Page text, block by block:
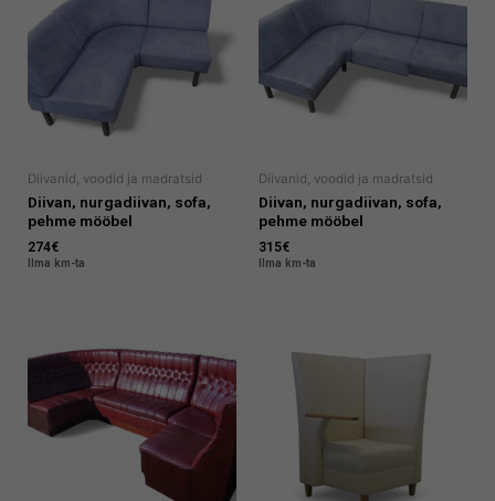
Diivanid, voodid ja madratsid
Diivan, nurgadiivan, sofa,
pehme mööbel
274€
Ilma km-ta
Diivanid, voodid ja madratsid
Diivan, nurgadiivan, sofa,
pehme mööbel
315€
Ilma km-ta